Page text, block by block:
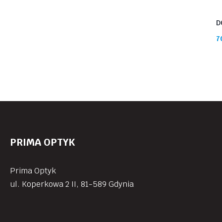
PRIMA OPTYK
Prima Optyk
ul. Koperkowa 2 II, 81-589 Gdynia